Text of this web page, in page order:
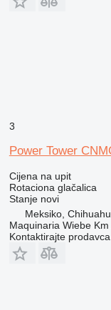
3
Power Tower
Cijena na upit
Rotaciona glačalica
Stanjenovi
Meksiko,
Maquinaria Wiebe Km
Kontaktirajte prodavca